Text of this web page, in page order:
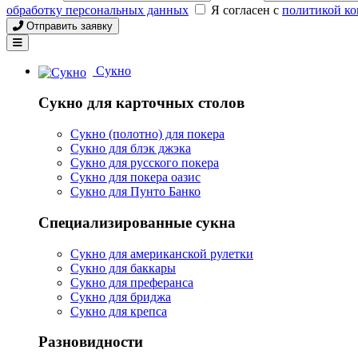
обработку персональных данных
Я согласен с политикой
Отправить заявку
Сукно
Сукно для карточных столов
Сукно (полотно) для покера
Сукно для блэк джэка
Сукно для русского покера
Сукно для покера оазис
Сукно для Пунто Банко
Специализированные сукна
Сукно для американской рулетки
Сукно для баккары
Сукно для преферанса
Сукно для бриджа
Сукно для крепса
Разновидности